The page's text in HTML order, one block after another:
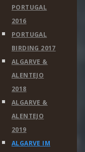
PORTUGAL
2016
PORTUGAL
BIRDING 2017
ALGARVE &
ALENTEJO
2018
ALGARVE &
ALENTEJO
2019
ALGARVE IM